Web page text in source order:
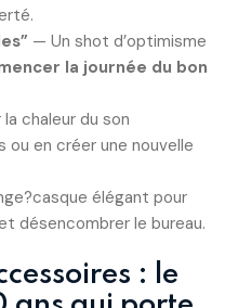
— Un shot d’optimisme
la journée du bon
chaleur du son
ou en créer une nouvelle
élégant pour
désencombrer le bureau.
: le